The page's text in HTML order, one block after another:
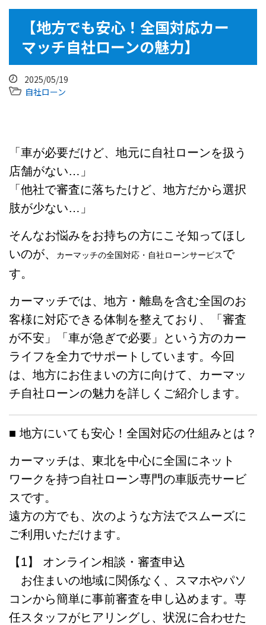
【地方でも安心！全国対応カー
マッチ自社ローンの魅力】
2025/05/19
自社ローン
「車が必要だけど、地元に自社ローンを扱う
店舗がない…」
「他社で審査に落ちたけど、地方だから選択
肢が少ない…」
そんなお悩みをお持ちの方にこそ知ってほし
いのが、
カーマッチの全国対応・自社ローンサービスで
す。
カーマッチでは、地方・離島を含む全国のお
客様に対応できる体制を整えており、「審査
が不安」「車が急ぎで必要」という方のカー
ライフを全力でサポートしています。今回
は、地方にお住まいの方に向けて、カーマッ
チ自社ローンの魅力を詳しくご紹介します。
■ 地方にいても安心！全国対応の仕組みとは？
カーマッチは、東北を中心に全国にネット
ワークを持つ自社ローン専門の車販売サービ
スです。
遠方の方でも、次のような方法でスムーズに
ご利用いただけます。
【1】 オンライン相談・審査申込
お住まいの地域に関係なく、スマホやパソ
コンから簡単に事前審査を申し込めます。専
任スタッフがヒアリングし、状況に合わせた